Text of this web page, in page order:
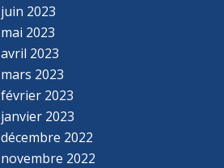
juin 2023
mai 2023
avril 2023
mars 2023
février 2023
janvier 2023
décembre 2022
novembre 2022